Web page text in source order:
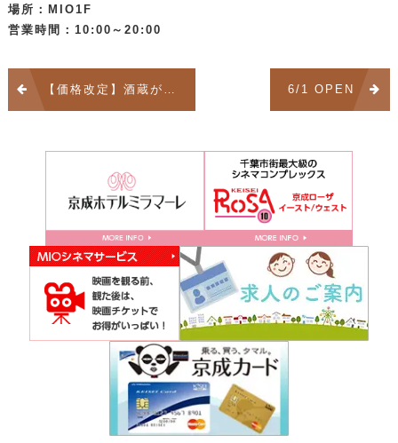
場所：MIO1F
営業時間：10:00～20:00
稿
ナ
【価格改定】酒蔵がつくったバナナスムージー。 6/1 OPEN